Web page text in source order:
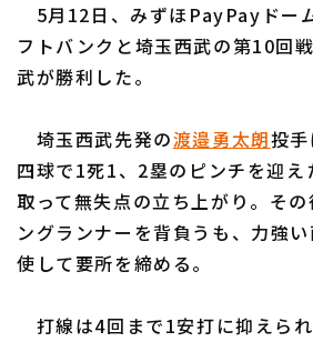
ファーム西地区
交流戦
北海道日本ハムファイターズ
東北楽天ゴールデンイーグ
千葉ロッテマリーンズ
オリックス・バファローズ
福岡ソフトバンクホークス
設定
5月12日、みずほPayPayドー
フトバンクと埼玉西武の第10回
武が勝利した。
埼玉西武先発の渡邉勇太朗投
四球で1死1、2塁のピンチを迎え
取って無失点の立ち上がり。そ
ングランナーを背負うも、力強
使して要所を締める。
打線は4回まで1安打に抑えら